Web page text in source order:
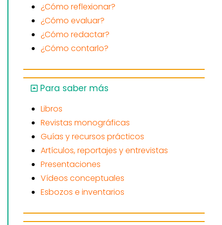
¿Cómo reflexionar?
¿Cómo evaluar?
¿Cómo redactar?
¿Cómo contarlo?
Para saber más
Libros
Revistas monográficas
Guías y recursos prácticos
Artículos, reportajes y entrevistas
Presentaciones
Vídeos conceptuales
Esbozos e inventarios